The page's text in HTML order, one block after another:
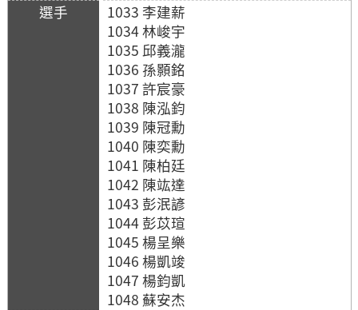
1033 李建薪
1034 林峻宇
1035 邱義瀧
1036 孫顥銘
1037 許宸豪
1038 陳泓鈞
1039 陳冠勳
1040 陳奕勳
1041 陳柏廷
1042 陳竑達
1043 彭泯諺
1044 彭苡瑄
1045 楊呈樂
1046 楊凱竣
1047 楊鈞凱
1048 蘇安杰